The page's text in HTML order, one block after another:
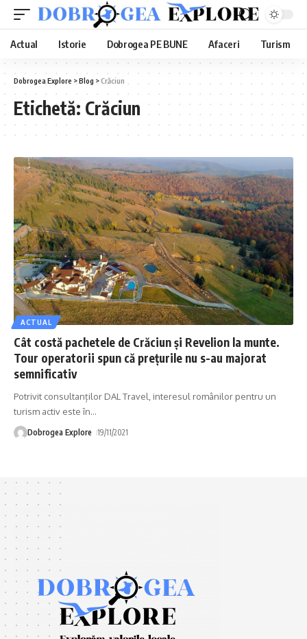
Actual Istorie Dobrogea PE BUNE Afaceri Turism
Dobrogea Explore >Blog >Crăciun
Etichetă: Crăciun
ACTUAL
Cât costă pachetele de Crăciun şi Revelion la munte.
Tour operatorii spun că preţurile nu s-au majorat
semnificativ
Potrivit consultanților DAL Travel, interesul românilor pentru un
turism activ este în…
Dobrogea Explore 19/11/2021